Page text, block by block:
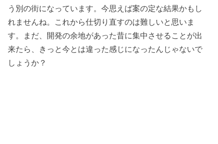
う別の街になっています。今思えば案の定な結果かもし
れませんね。これから仕切り直すのは難しいと思いま
す。まだ、開発の余地があった昔に集中させることが出
来たら、きっと今とは違った感じになったんじゃないで
しょうか？